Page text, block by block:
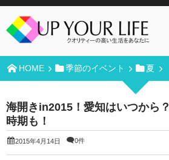
HOME 季節のイベント 夏
海開きin2015！愛知はいつから
時期も！
2015年4月14日 0件